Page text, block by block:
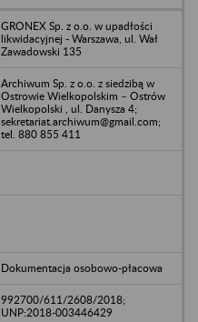
GRONEX Sp. z o.o. w upadłości
likwidacyjnej - Warszawa, ul. Wał
Zawadowski 135
Archiwum Sp. z o.o. z siedzibą w
Ostrowie Wielkopolskim – Ostrów
Wielkopolski , ul. Danysza 4;
sekretariat.archiwum@gmail.com;
tel. 880 855 411
Dokumentacja osobowo-płacowa
992700/611/2608/2018;
UNP:2018-003446429